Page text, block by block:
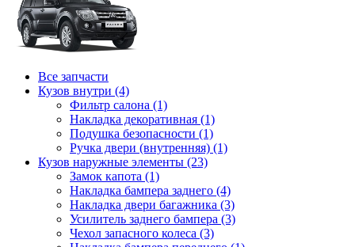
Все запчасти
Кузов внутри (4)
Фильтр салона (1)
Накладка декоративная (1)
Подушка безопасности (1)
Ручка двери (внутренняя) (1)
Кузов наружные элементы (23)
Замок капота (1)
Накладка бампера заднего (4)
Накладка двери багажника (3)
Усилитель заднего бампера (3)
Чехол запасного колеса (3)